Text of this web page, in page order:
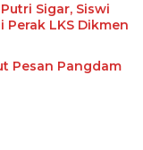
Sigar, Siswi
Perak LKS Dikmen
Pesan Pangdam